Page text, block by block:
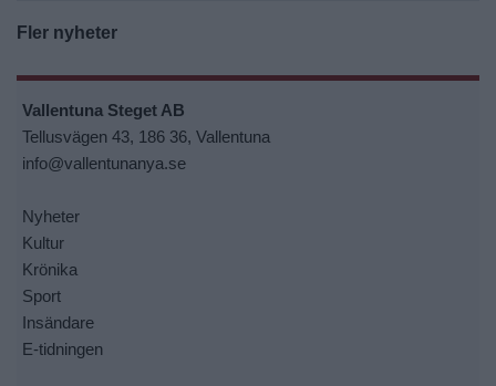
Fler nyheter
Vallentuna Steget AB
Tellusvägen 43, 186 36, Vallentuna
info@vallentunanya.se
Nyheter
Kultur
Krönika
Sport
Insändare
E-tidningen